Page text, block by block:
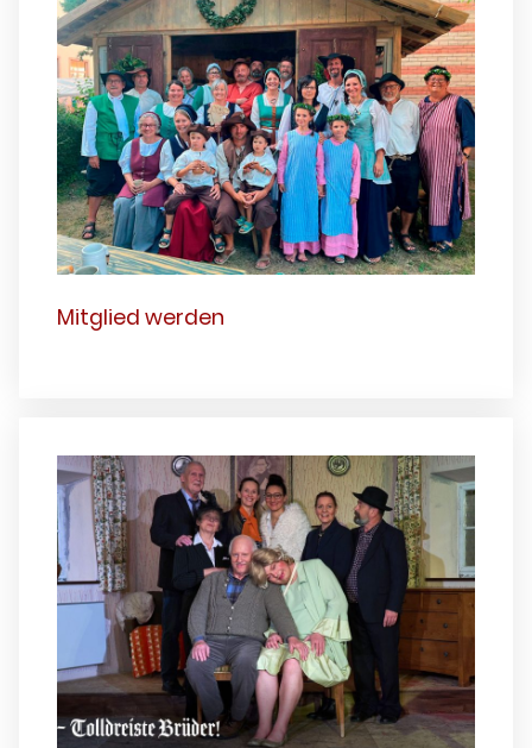
Mitglied werden